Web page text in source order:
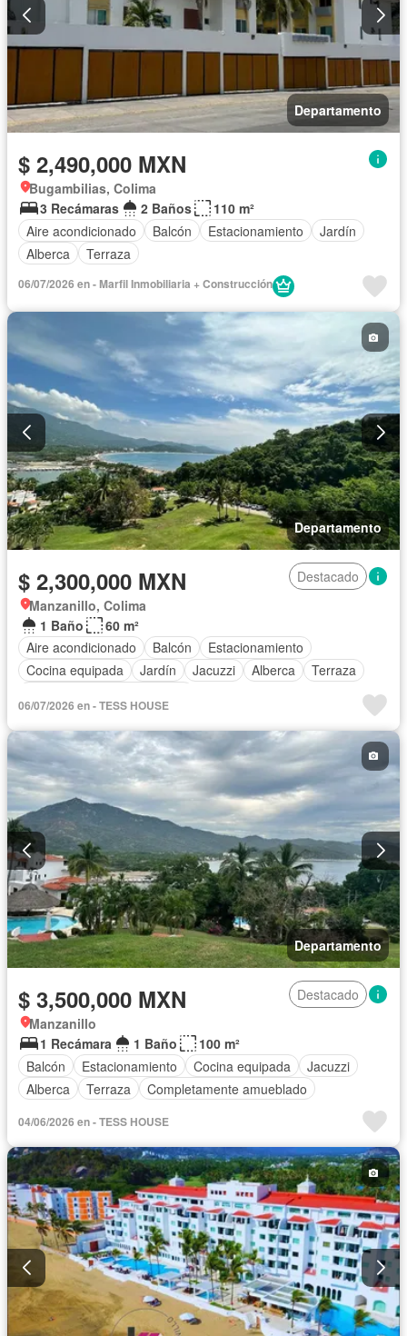
Departamento
$ 2,490,000 MXN
Bugambilias, Colima
3 Recámaras
2 Baños
110 m²
Aire acondicionado
Balcón Estacionamiento
Jardín
Alberca
Terraza
06/07/2026 en - Marfil Inmobiliaria + Construcción
Departamento
$ 2,300,000 MXN
Destacado
Manzanillo, Colima
1 Baño
60 m²
Aire acondicionado
Balcón
Estacionamiento
Cocina equipada
Jardín Jacuzzi Alberca
Terraza
06/07/2026 en - TESS HOUSE
Departamento
$ 3,500,000 MXN
Destacado
Manzanillo
1 Recámara
1 Baño
100 m²
Balcón
Estacionamiento Cocina equipada
Jacuzzi
Alberca
Terraza Completamente amueblado
04/06/2026 en - TESS HOUSE